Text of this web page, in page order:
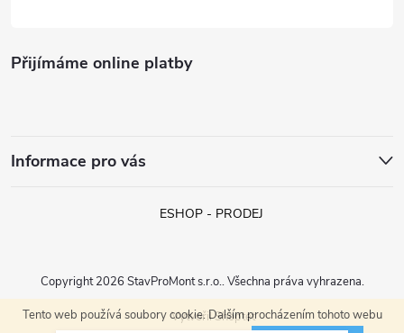
Tento web používá soubory cookie. Dalším procházením tohoto webu
Přijímáme online platby
Informace pro vás
ESHOP - PRODEJ
Vytvořil Shoptet
Copyright 2026 StavProMont s.r.o.. Všechna práva vyhrazena.